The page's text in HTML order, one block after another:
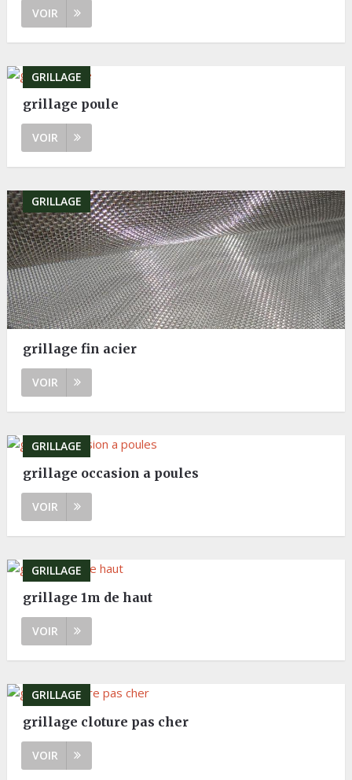
VOIR
GRILLAGE
grillage poule
VOIR
GRILLAGE
grillage fin acier
VOIR
GRILLAGE
grillage occasion a poules
VOIR
GRILLAGE
grillage 1m de haut
VOIR
GRILLAGE
grillage cloture pas cher
VOIR